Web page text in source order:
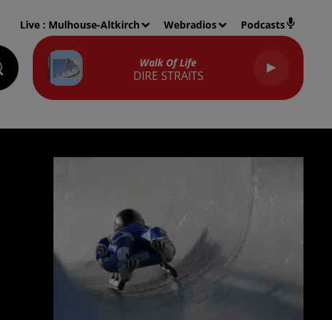
Live : Mulhouse-Altkirch Webradios Podcasts
Walk Of Life
DIRE STRAITS